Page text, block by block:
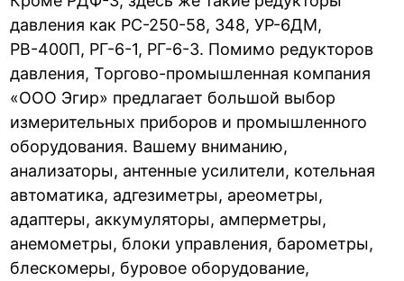
давления как РС-250-58, 348, УР-6ДМ,
РВ-400П, РГ-6-1, РГ-6-3. Помимо редукторов
давления, Торгово-промышленная компания
«ООО Эгир» предлагает большой выбор
измерительных приборов и промышленного
оборудования. Вашему вниманию,
анализаторы, антенные усилители, котельная
автоматика, адгезиметры, ареометры,
адаптеры, аккумуляторы, амперметры,
анемометры, блоки управления, барометры,
блескомеры, буровое оборудование,